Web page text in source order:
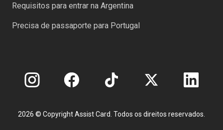
Requisitos para entrar na Argentina
Precisa de passaporte para Portugal
2026 © Copyright Assist Card. Todos os direitos reservados.